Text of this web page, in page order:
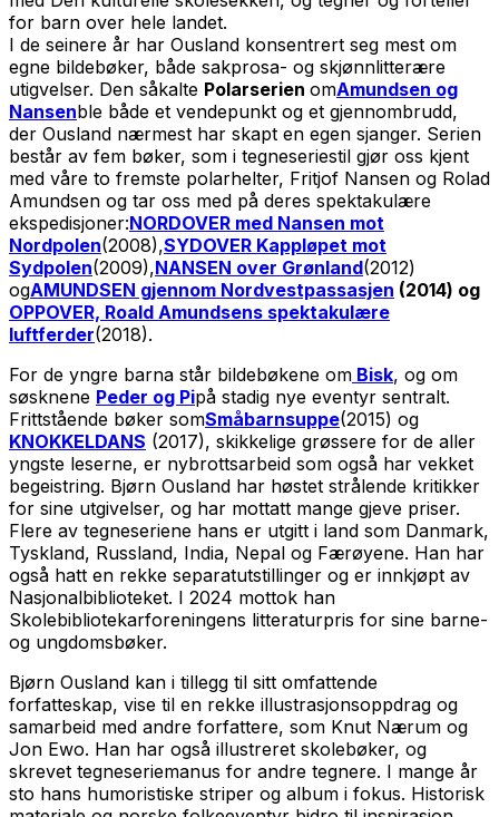
for barn over hele landet.
I de seinere år har Ousland konsentrert seg mest om
egne bildebøker, både sakprosa- og skjønnlitterære
utigvelser. Den såkalte Polarserien omAmundsen og
Nansenble både et vendepunkt og et gjennombrudd,
der Ousland nærmest har skapt en egen sjanger. Serien
består av fem bøker, som i tegneseriestil gjør oss kjent
med våre to fremste polarhelter, Fritjof Nansen og Rolad
Amundsen og tar oss med på deres spektakulære
ekspedisjoner:NORDOVER med Nansen mot
Nordpolen(2008),SYDOVER Kappløpet mot
Sydpolen(2009),NANSEN over Grønland(2012)
ogAMUNDSEN gjennom Nordvestpassasjen (2014) og
OPPOVER, Roald Amundsens spektakulære
luftferder(2018).
For de yngre barna står bildebøkene om Bisk, og om
søsknene Peder og Pipå stadig nye eventyr sentralt.
Frittstående bøker somSmåbarnsuppe(2015) og
KNOKKELDANS (2017), skikkelige grøssere for de aller
yngste leserne, er nybrottsarbeid som også har vekket
begeistring. Bjørn Ousland har høstet strålende kritikker
for sine utgivelser, og har mottatt mange gjeve priser.
Flere av tegneseriene hans er utgitt i land som Danmark,
Tyskland, Russland, India, Nepal og Færøyene. Han har
også hatt en rekke separatutstillinger og er innkjøpt av
Nasjonalbiblioteket. I 2024 mottok han
Skolebibliotekarforeningens litteraturpris for sine barne-
og ungdomsbøker.
Bjørn Ousland kan i tillegg til sitt omfattende
forfatteskap, vise til en rekke illustrasjonsoppdrag og
samarbeid med andre forfattere, som Knut Nærum og
Jon Ewo. Han har også illustreret skolebøker, og
skrevet tegneseriemanus for andre tegnere. I mange år
sto hans humoristiske striper og album i fokus. Historisk